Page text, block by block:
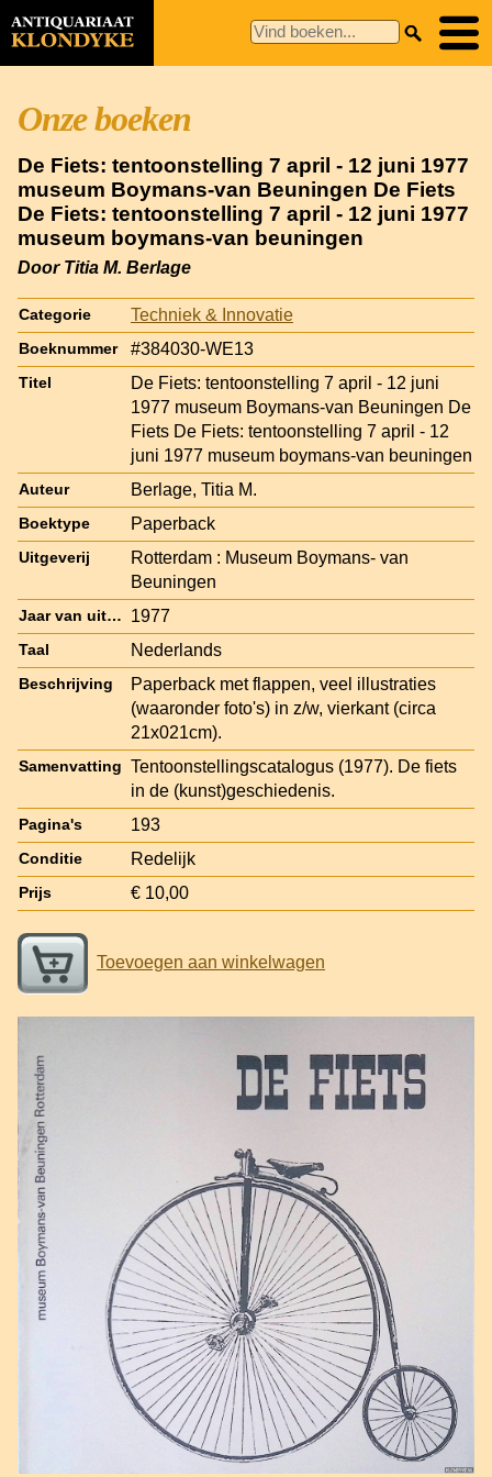
Onze boeken
De Fiets: tentoonstelling 7 april - 12 juni 1977
museum Boymans-van Beuningen De Fiets
De Fiets: tentoonstelling 7 april - 12 juni 1977
museum boymans-van beuningen
Door Titia M. Berlage
Categorie Techniek & Innovatie
Boeknummer #384030-WE13
Titel
De Fiets: tentoonstelling 7 april - 12 juni
1977 museum Boymans-van Beuningen De
Fiets De Fiets: tentoonstelling 7 april - 12
juni 1977 museum boymans-van beuningen
Auteur Berlage, Titia M.
Boektype Paperback
Uitgeverij
Rotterdam : Museum Boymans- van
Beuningen
Jaar van uitgave 1977
Taal Nederlands
Beschrijving
Paperback met flappen, veel illustraties
(waaronder foto's) in z/w, vierkant (circa
21x021cm).
Samenvatting Tentoonstellingscatalogus (1977). De fiets
in de (kunst)geschiedenis.
Pagina's 193
Conditie Redelijk
Prijs € 10,00
Toevoegen aan winkelwagen